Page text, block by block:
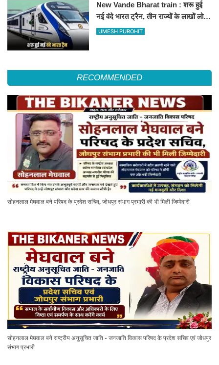
New Vande Bharat train : शरू हुई
नई वंदे भारत ट्रैन, तीन राज्यों के लाखों लोगों
का सफर होगा आसान, देखें पूरा रूटमैप
UMESH PUROHIT
RECOMMENDED
सोहनलाल मेघवाल बने परिषद के प्रदेश सचिव, जोधपुर संभाग प्रभारी की भी मिली जिम्मेदारी
सोहनलाल मेघवाल बने राष्ट्रीय अनुसूचित जाति - जनजाति विकास परिषद के प्रदेश सचिव एवं जोधपुर
संभाग प्रभारी